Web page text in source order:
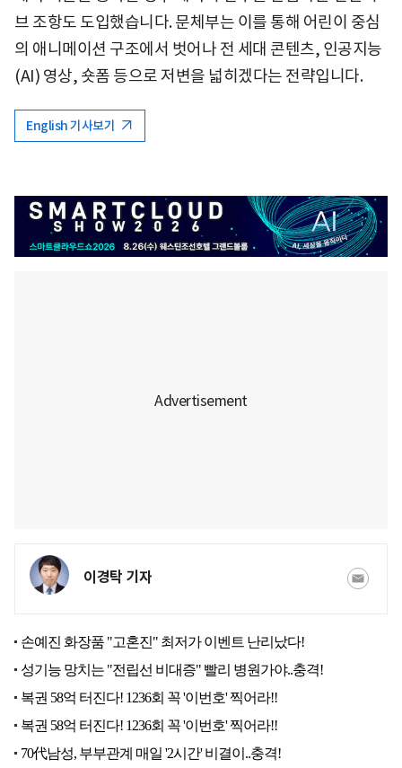
브 조항도 도입했습니다. 문체부는 이를 통해 어린이 중심
의 애니메이션 구조에서 벗어나 전 세대 콘텐츠, 인공지능
(AI) 영상, 숏폼 등으로 저변을 넓히겠다는 전략입니다.
English 기사보기
이경탁 기자